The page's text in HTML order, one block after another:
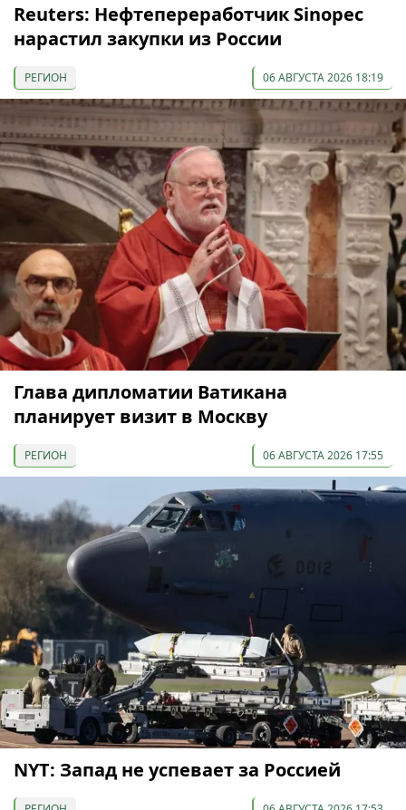
Reuters: Нефтепереработчик Sinopec
нарастил закупки из России
РЕГИОН 06 АВГУСТА 2026 18:19
Глава дипломатии Ватикана
планирует визит в Москву
РЕГИОН 06 АВГУСТА 2026 17:55
NYT: Запад не успевает за Россией